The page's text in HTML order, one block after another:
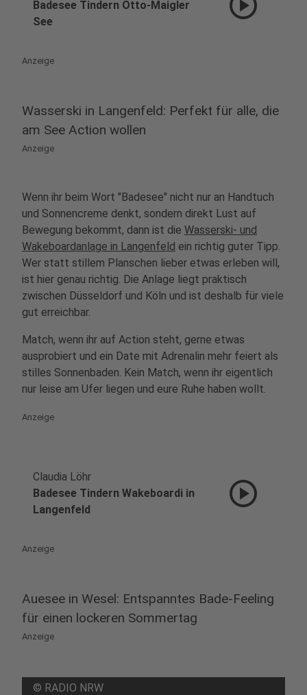
Badesee Tindern Otto-Maigler
See
Anzeige
Wasserski in Langenfeld: Perfekt für alle, die
am See Action wollen
Anzeige
Wenn ihr beim Wort "Badesee" nicht nur an Handtuch
und Sonnencreme denkt, sondern direkt Lust auf
Bewegung bekommt, dann ist die Wasserski- und
Wakeboardanlage in Langenfeld ein richtig guter Tipp.
Wer statt stillem Planschen lieber etwas erleben will,
ist hier genau richtig. Die Anlage liegt praktisch
zwischen Düsseldorf und Köln und ist deshalb für viele
gut erreichbar.
Match, wenn ihr auf Action steht, gerne etwas
ausprobiert und ein Date mit Adrenalin mehr feiert als
stilles Sonnenbaden. Kein Match, wenn ihr eigentlich
nur leise am Ufer liegen und eure Ruhe haben wollt.
Anzeige
Claudia Löhr
Badesee Tindern Wakeboardi in
Langenfeld
play_circle
Anzeige
Auesee in Wesel: Entspanntes Bade-Feeling
für einen lockeren Sommertag
Anzeige
© RADIO NRW